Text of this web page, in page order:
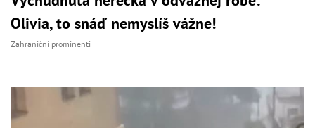
Olivia, to snáď nemyslíš vážne!
Zahraniční prominenti